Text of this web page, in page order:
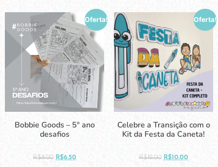
Oferta!
Bobbie Goods – 5º ano
desafios
R$8.00 R$6.50
Oferta!
Celebre a Transição com o
Kit da Festa da Caneta!
R$12.00 R$10.00